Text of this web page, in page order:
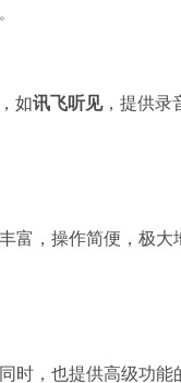
如讯飞听见，提供录
富，操作简便，极
，也提供高级功能